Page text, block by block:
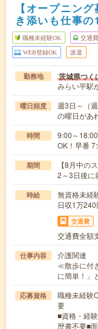
【オープニン
き添いも仕事の
職種未経験OK 交通
WEB登録OK 派遣
勤務地 茨城県つく
みらい平駅
曜日頻度
週3日～（
の曜日があ
時間
9:00～
OK！早番
期間
【8月中の
2～3日後に
時給
無資格未
日収1万
交通費
交通費全額
仕事内容
介護関連
≪散歩に付
に簡単！」
応募資格
職種未経験
要
■資格・経
歴書不要■